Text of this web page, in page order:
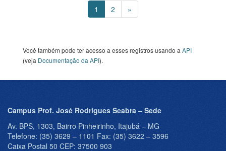
1 2 »
Você também pode ter acesso a esses registros usando a API
(veja Documentação da API).
Campus Prof. José Rodrigues Seabra – Sede
Av. BPS, 1303, Bairro Pinheirinho, Itajubá – MG
Telefone: (35) 3629 – 1101 Fax: (35) 3622 – 3596
Caixa Postal 50 CEP: 37500 903